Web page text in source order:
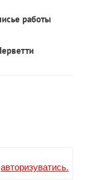
работы
авторизуватись.